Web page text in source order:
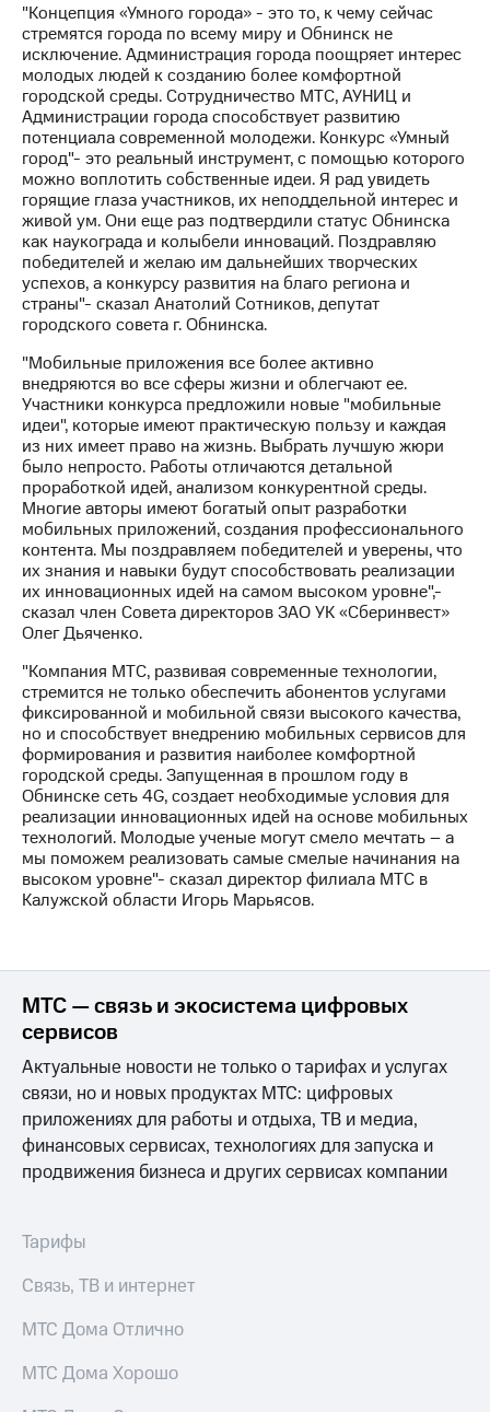
Рынок
облигаций
Описание
Еврооблигации-2023
Уведомление
о
погашении
именных
облигаций
Другое
Регистратор
Реквизиты
Контакты
развитие
этика
На главную
"Концепция «Умного города» - это то, к чему сейчас
стремятся города по всему миру и Обнинск не
исключение. Администрация города поощряет интерес
молодых людей к созданию более комфортной
городской среды. Сотрудничество МТС, АУНИЦ и
Администрации города способствует развитию
потенциала современной молодежи. Конкурс «Умный
город"- это реальный инструмент, с помощью которого
можно воплотить собственные идеи. Я рад увидеть
горящие глаза участников, их неподдельной интерес и
живой ум. Они еще раз подтвердили статус Обнинска
как наукограда и колыбели инноваций. Поздравляю
победителей и желаю им дальнейших творческих
успехов, а конкурсу развития на благо региона и
страны"- сказал Анатолий Сотников, депутат
городского совета г. Обнинска.
"Мобильные приложения все более активно
внедряются во все сферы жизни и облегчают ее.
Участники конкурса предложили новые "мобильные
идеи", которые имеют практическую пользу и каждая
из них имеет право на жизнь. Выбрать лучшую жюри
было непросто. Работы отличаются детальной
проработкой идей, анализом конкурентной среды.
Многие авторы имеют богатый опыт разработки
мобильных приложений, создания профессионального
контента. Мы поздравляем победителей и уверены, что
их знания и навыки будут способствовать реализации
их инновационных идей на самом высоком уровне",-
сказал член Совета директоров ЗАО УК «Сберинвест»
Олег Дьяченко.
"Компания МТС, развивая современные технологии,
стремится не только обеспечить абонентов услугами
фиксированной и мобильной связи высокого качества,
но и способствует внедрению мобильных сервисов для
формирования и развития наиболее комфортной
городской среды. Запущенная в прошлом году в
Обнинске сеть 4G, создает необходимые условия для
реализации инновационных идей на основе мобильных
технологий. Молодые ученые могут смело мечтать – а
мы поможем реализовать самые смелые начинания на
высоком уровне"- сказал директор филиала МТС в
Калужской области Игорь Марьясов.
МТС — связь и экосистема цифровых
сервисов
Актуальные новости не только о тарифах и услугах
связи, но и новых продуктах МТС: цифровых
приложениях для работы и отдыха, ТВ и медиа,
финансовых сервисах, технологиях для запуска и
продвижения бизнеса и других сервисах компании
Тарифы
Связь, ТВ и интернет
МТС Дома Отлично
МТС Дома Хорошо